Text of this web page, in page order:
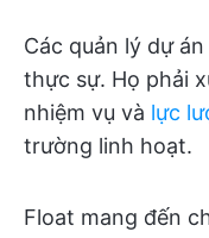
Các quản lý dự
thực sự. Họ phải
nhiệm vụ và lực
trường linh hoạt.
Float mang đến